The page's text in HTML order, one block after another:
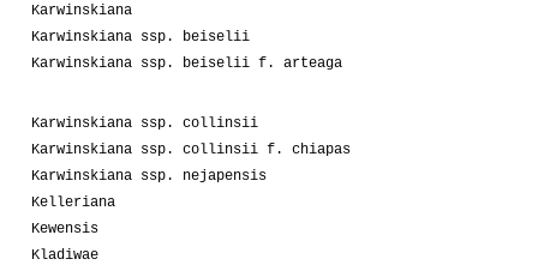
Karwinskiana
Karwinskiana ssp. beiselii
Karwinskiana ssp. beiselii f. arteaga
Karwinskiana ssp. collinsii
Karwinskiana ssp. collinsii f. chiapas
Karwinskiana ssp. nejapensis
Kelleriana
Kewensis
Kladiwae